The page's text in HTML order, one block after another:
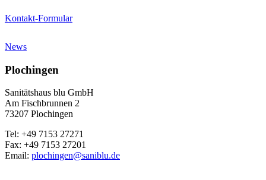
Kontakt-Formular
News
Plochingen
Sanitätshaus blu GmbH
Am Fischbrunnen 2
73207 Plochingen
Tel: +49 7153 27271
Fax: +49 7153 27201
Email: plochingen@saniblu.de